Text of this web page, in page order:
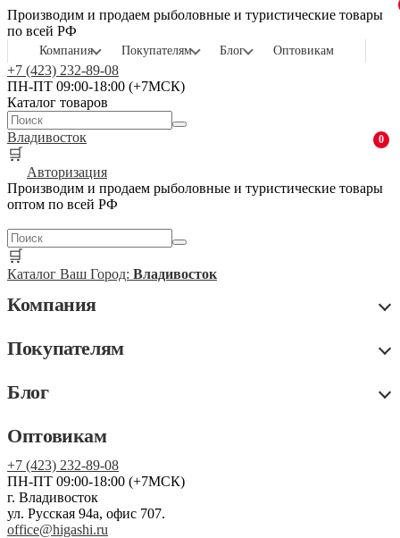
Производим и продаем рыболовные и туристические товары
по всей РФ
Компания Покупателям Блог Оптовикам
+7 (423) 232-89-08
ПН-ПТ 09:00-18:00 (+7МСК)
Каталог товаров
Владивосток
🛒
0
Авторизация
Производим и продаем рыболовные и туристические товары
оптом по всей РФ
🛒
Каталог Ваш Город: Владивосток
Компания
Покупателям
Блог
Оптовикам
+7 (423) 232-89-08
ПН-ПТ 09:00-18:00 (+7МСК)
г. Владивосток
ул. Русская 94а, офис 707.
office@higashi.ru